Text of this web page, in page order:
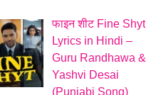
फाइन शीट Fine Shyt
Lyrics in Hindi –
Guru Randhawa &
Yashvi Desai
(Punjabi Song)